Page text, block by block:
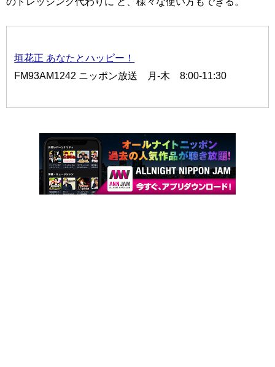
垣花正 あなたとハッピー！
FM93AM1242 ニッポン放送 月-木 8:00-11:30